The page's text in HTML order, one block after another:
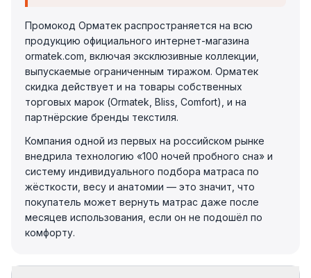
Промокод Орматек распространяется на всю
продукцию официального интернет-магазина
ormatek.com, включая эксклюзивные коллекции,
выпускаемые ограниченным тиражом. Орматек
скидка действует и на товары собственных
торговых марок (Ormatek, Bliss, Comfort), и на
партнёрские бренды текстиля.
Компания одной из первых на российском рынке
внедрила технологию «100 ночей пробного сна» и
систему индивидуального подбора матраса по
жёсткости, весу и анатомии — это значит, что
покупатель может вернуть матрас даже после
месяцев использования, если он не подошёл по
комфорту.